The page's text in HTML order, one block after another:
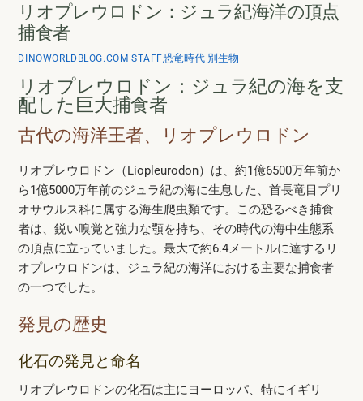
リオプレウロドン：ジュラ紀海洋の頂点
捕食者
DINOWORLDBLOG.COM STAFF恐竜時代 別生物
リオプレウロドン：ジュラ紀の海を支
配した巨大捕食者
古代の海洋王者、リオプレウロドン
リオプレウロドン（Liopleurodon）は、約1億6500万年前か
ら1億5000万年前のジュラ紀の海に生息した、首長竜目プリ
オサウルス科に属する海生爬虫類です。この恐るべき捕食
者は、鋭い嗅覚と強力な顎を持ち、その時代の海中生態系
の頂点に立っていました。最大で約6.4メートルに達するリ
オプレウロドンは、ジュラ紀の海洋における主要な捕食者
の一つでした。
発見の歴史
化石の発見と命名
リオプレウロドンの化石は主にヨーロッパ、特にイギリ